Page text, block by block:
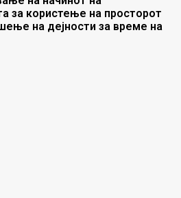
за користење на просторот
на дејности за време на